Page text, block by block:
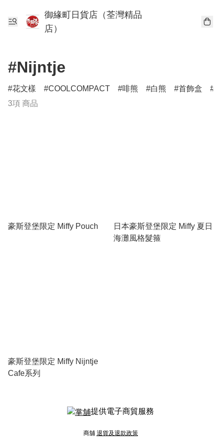
御緣町日貨店（荃灣精品
店）
#Nijntje
花文樣 COOLCOMPACT 啡熊 白熊 首飾盒
3項 商品
豪斯登堡限定 Miffy Pouch
日本豪斯登堡限定 Miffy 夏日
海灘風格髮箍
豪斯登堡限定 Miffy Nijntje
Cafe系列
提供電子商貿服務
商舖 退貨及退款政策